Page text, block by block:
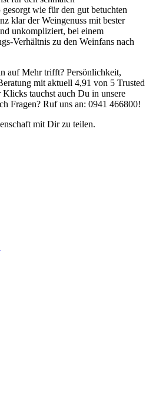
gesorgt wie für den gut betuchten
klar der Weingenuss mit bester
unkompliziert, bei einem
Verhältnis zu den Weinfans nach
auf Mehr trifft? Persönlichkeit,
mit aktuell 4,91 von 5 Trusted
tauchst auch Du in unsere
Fragen? Ruf uns an: 0941 466800!
mit Dir zu teilen.